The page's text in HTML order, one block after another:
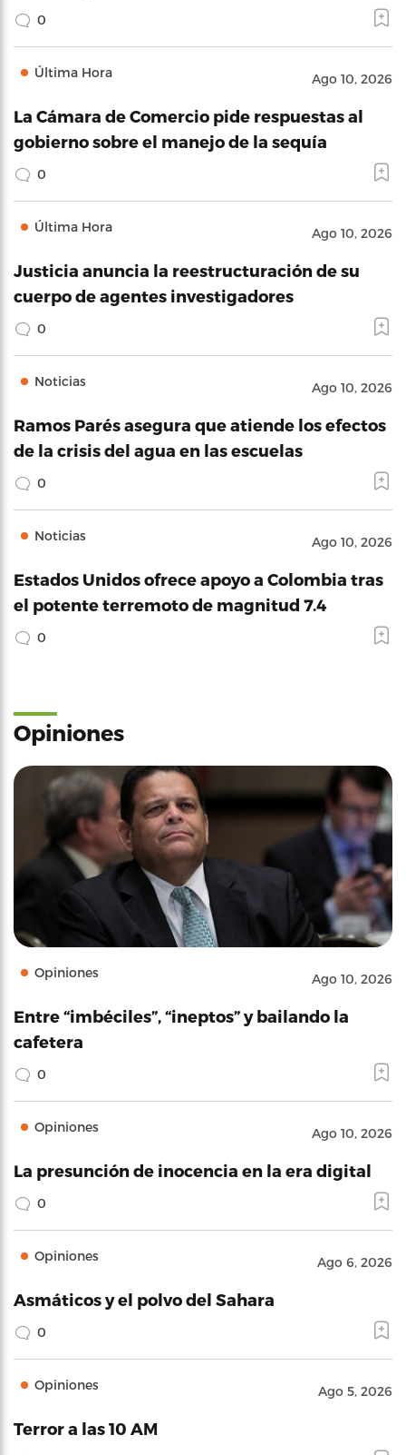
0
Última Hora Ago 10, 2026
La Cámara de Comercio pide respuestas al
gobierno sobre el manejo de la sequía
0
Última Hora Ago 10, 2026
Justicia anuncia la reestructuración de su
cuerpo de agentes investigadores
0
Noticias Ago 10, 2026
Ramos Parés asegura que atiende los efectos
de la crisis del agua en las escuelas
0
Noticias Ago 10, 2026
Estados Unidos ofrece apoyo a Colombia tras
el potente terremoto de magnitud 7.4
0
Opiniones
Opiniones Ago 10, 2026
Entre “imbéciles”, “ineptos” y bailando la
cafetera
0
Opiniones Ago 10, 2026
La presunción de inocencia en la era digital
0
Opiniones Ago 6, 2026
Asmáticos y el polvo del Sahara
0
Opiniones Ago 5, 2026
Terror a las 10 AM